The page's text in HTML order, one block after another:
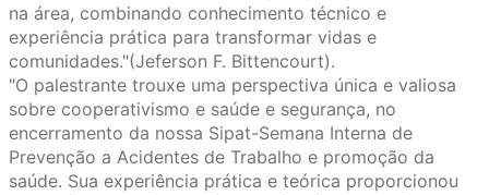
na área, combinando conhecimento técnico e
experiência prática para transformar vidas e
comunidades."(Jeferson F. Bittencourt).
"O palestrante trouxe uma perspectiva única e valiosa
sobre cooperativismo e saúde e segurança, no
encerramento da nossa Sipat-Semana Interna de
Prevenção a Acidentes de Trabalho e promoção da
saúde. Sua experiência prática e teórica proporcionou